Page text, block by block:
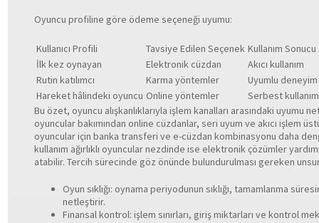
Oyuncu profiline göre ödeme seçeneği uyumu:
Kullanıcı Profili Tavsiye Edilen Seçenek Kullanım Sonucu
İlk kez oynayan
Elektronik cüzdan
Akıcı kullanım
Rutin katılımcı
Karma yöntemler
Uyumlu deneyim
Hareket hâlindeki oyuncu Online yöntemler
Serbest kullanım
Bu özet, oyuncu alışkanlıklarıyla işlem kanalları arasındaki uyumu
oyuncular bakımından online cüzdanlar, seri uyum ve akıcı işlem
oyuncular için banka transferi ve e-cüzdan kombinasyonu daha
kullanım ağırlıklı oyuncular nezdinde ise elektronik çözümler
atabilir. Tercih sürecinde göz önünde bulundurulması gereken
Oyun sıklığı: oynama periyodunun sıklığı, tamamlanma
netleştirir.
Finansal kontrol: işlem sınırları, giriş miktarları ve kontrol